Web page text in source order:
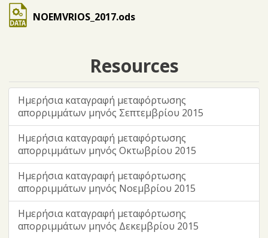
NOEMVRIOS_2017.ods
Resources
Ημερήσια καταγραφή μεταφόρτωσης
απορριμμάτων μηνός Σεπτεμβρίου 2015
Ημερήσια καταγραφή μεταφόρτωσης
απορριμμάτων μηνός Οκτωβρίου 2015
Ημερήσια καταγραφή μεταφόρτωσης
απορριμμάτων μηνός Νοεμβρίου 2015
Ημερήσια καταγραφή μεταφόρτωσης
απορριμμάτων μηνός Δεκεμβρίου 2015